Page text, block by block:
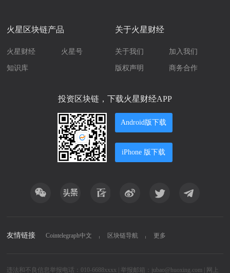
火星区块链产品
火星财经 火星号
知识库
关于火星财经
关于我们 加入我们
版权声明 商务合作
投资区块链，下载火星财经APP
Android版下载
iPhone 版下载
友情链接 Cointelegraph中文 区块链导航 更多
违法和不良信息举报电话：010-6688xxxx | 举报邮箱：jubao@huoxing.com | 网上